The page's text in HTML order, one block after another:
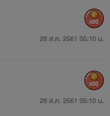
28 ส.ค. 2561 05:10 น.
800
28 ส.ค. 2561 05:10 น.
800